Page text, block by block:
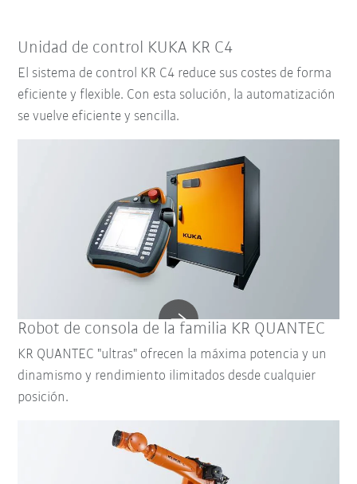
Unidad de control KUKA KR C4
El sistema de control KR C4 reduce sus costes de forma
eficiente y flexible. Con esta solución, la automatización
se vuelve eficiente y sencilla.
Robot de consola de la familia KR QUANTEC
KR QUANTEC "ultras" ofrecen la máxima potencia y un
dinamismo y rendimiento ilimitados desde cualquier
posición.